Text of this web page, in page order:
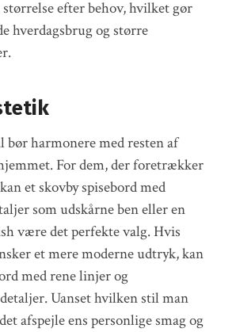
efter behov, hvilket gør
hverdagsbrug og større
bør harmonere med resten af
For dem, der foretrækker
et skovby spisebord med
som udskårne ben eller en
være det perfekte valg. Hvis
et mere moderne udtryk, kan
med rene linjer og
Uanset hvilken stil man
afspejle ens personlige smag og